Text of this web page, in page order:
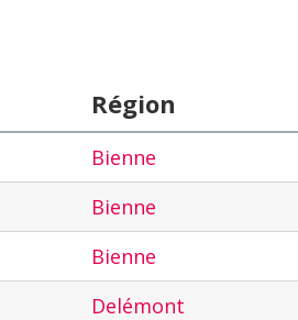
Région
Bienne
Bienne
Bienne
Delémont